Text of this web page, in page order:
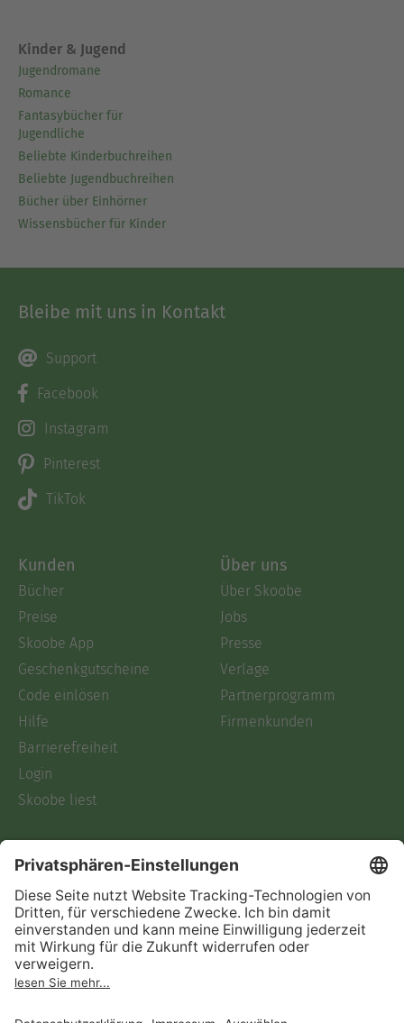
Kinder & Jugend
Jugendromane
Romance
Fantasybücher für
Jugendliche
Beliebte Kinderbuchreihen
Beliebte Jugendbuchreihen
Bücher über Einhörner
Wissensbücher für Kinder
Bleibe mit uns in Kontakt
Support
Facebook
Instagram
Pinterest
TikTok
Kunden
Bücher
Preise
Skoobe App
Geschenkgutscheine
Code einlösen
Hilfe
Barrierefreiheit
Login
Skoobe liest
Über uns
Über Skoobe
Jobs
Presse
Verlage
Partnerprogramm
Firmenkunden
Rechtliches
AGB
Informationen nach Data
Act
Verträge hier kündigen